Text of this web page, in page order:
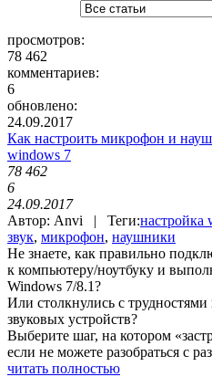
просмотров:
78 462
комментариев:
6
обновлено:
24.09.2017
Как настроить микрофон и
windows 7
78 462
6
24.09.2017
Автор: Anvi | Теги:настройка
звук, микрофон, наушники
Не знаете, как правильно
к компьютеру/ноутбуку и
Windows 7/8.1?
Или столкнулись с
звуковых устройств?
Выберите шаг, на котором
если не можете разобраться с
читать полностью